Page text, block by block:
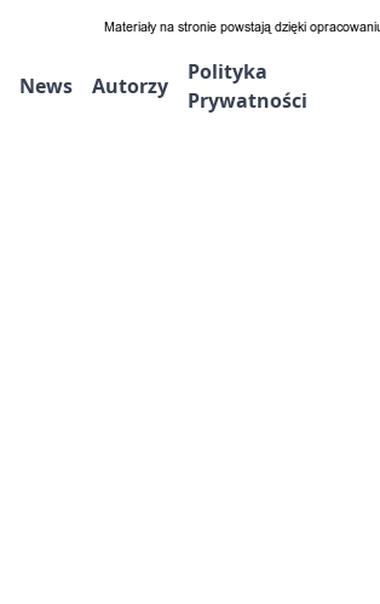
News Autorzy
Polityka
Prywatności